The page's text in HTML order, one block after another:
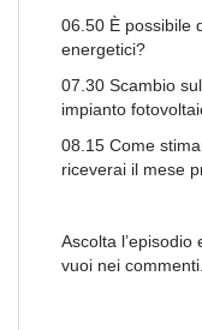
06.50 È possibile
energetici?
07.30 Scambio
impianto
08.15 Come
riceverai il mese
Ascolta
vuoi nei commenti.